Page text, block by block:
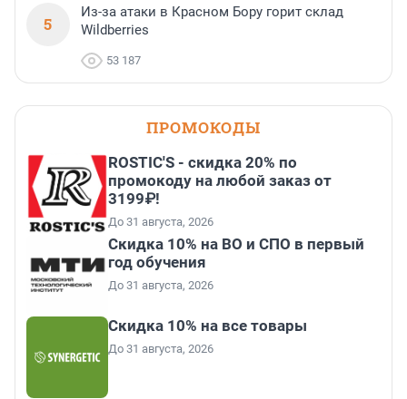
5
Из-за атаки в Красном Бору горит склад
Wildberries
53 187
ПРОМОКОДЫ
ROSTIC'S - скидка 20% по
промокоду на любой заказ от
3199₽!
До 31 августа, 2026
Скидка 10% на ВО и СПО в первый
год обучения
До 31 августа, 2026
Скидка 10% на все товары
До 31 августа, 2026